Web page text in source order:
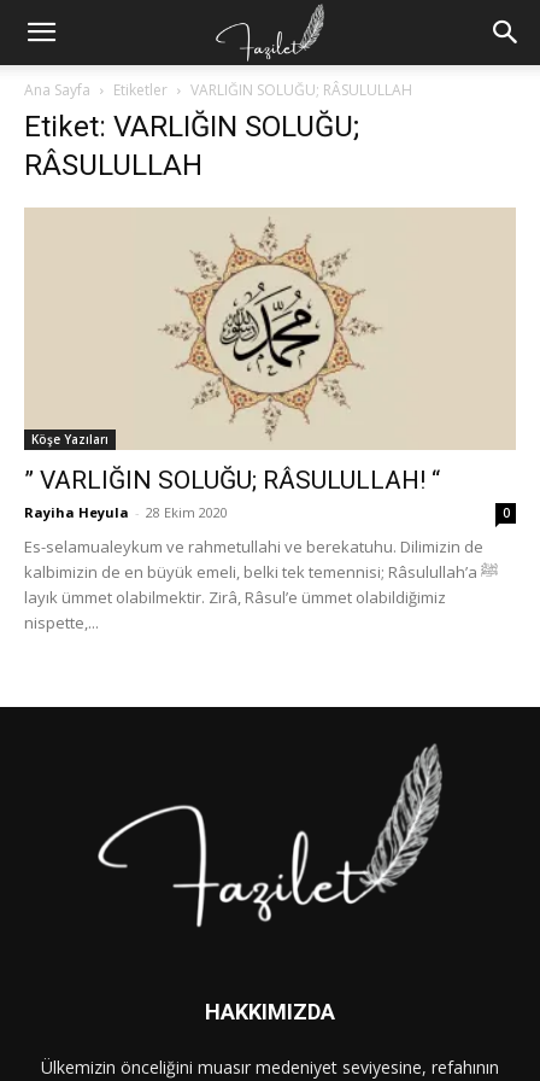
Ana Sayfa Etiketler VARLIĞIN SOLUĞU; RÂSULULLAH
Etiket: VARLIĞIN SOLUĞU;
RÂSULULLAH
Köşe Yazıları
” VARLIĞIN SOLUĞU; RÂSULULLAH! “
Rayiha Heyula - 28 Ekim 2020 0
Es-selamualeykum ve rahmetullahi ve berekatuhu. Dilimizin de
kalbimizin de en büyük emeli, belki tek temennisi; Râsulullah’a ﷺ
layık ümmet olabilmektir. Zirâ, Râsul’e ümmet olabildiğimiz
nispette,...
HAKKIMIZDA
Ülkemizin önceliğini muasır medeniyet seviyesine, refahının